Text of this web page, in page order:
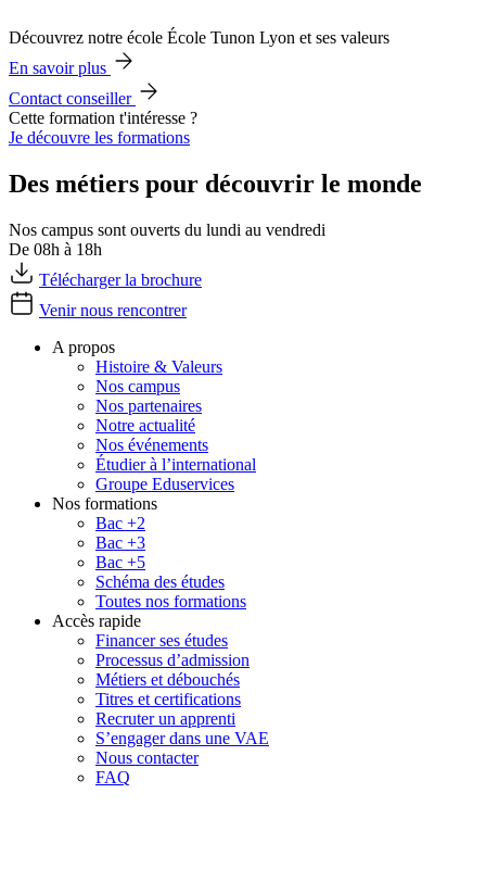
Découvrez notre école École Tunon Lyon et ses valeurs
En savoir plus
Contact conseiller
Cette formation t'intéresse ?
Je découvre les formations
Des métiers pour découvrir le monde
Nos campus sont ouverts du lundi au vendredi
De 08h à 18h
Télécharger la brochure
Venir nous rencontrer
A propos
Histoire & Valeurs
Nos campus
Nos partenaires
Notre actualité
Nos événements
Étudier à l’international
Groupe Eduservices
Nos formations
Bac +2
Bac +3
Bac +5
Schéma des études
Toutes nos formations
Accès rapide
Financer ses études
Processus d’admission
Métiers et débouchés
Titres et certifications
Recruter un apprenti
S’engager dans une VAE
Nous contacter
FAQ